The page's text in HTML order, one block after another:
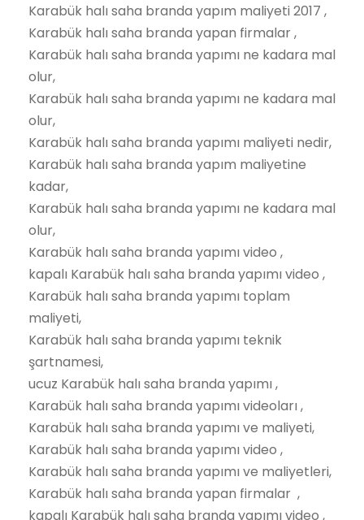
Karabük halı saha branda yapım maliyeti 2017 ,
Karabük halı saha branda yapan firmalar ,
Karabük halı saha branda yapımı ne kadara mal
olur,
Karabük halı saha branda yapımı ne kadara mal
olur,
Karabük halı saha branda yapımı maliyeti nedir,
Karabük halı saha branda yapım maliyetine
kadar,
Karabük halı saha branda yapımı ne kadara mal
olur,
Karabük halı saha branda yapımı video ,
kapalı Karabük halı saha branda yapımı video ,
Karabük halı saha branda yapımı toplam
maliyeti,
Karabük halı saha branda yapımı teknik
şartnamesi,
ucuz Karabük halı saha branda yapımı ,
Karabük halı saha branda yapımı videoları ,
Karabük halı saha branda yapımı ve maliyeti,
Karabük halı saha branda yapımı video ,
Karabük halı saha branda yapımı ve maliyetleri,
Karabük halı saha branda yapan firmalar ,
kapalı Karabük halı saha branda yapımı video ,